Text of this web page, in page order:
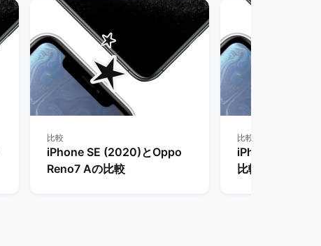
比較
iPhone SE (2020)とOppo
Reno7 Aの比較
比較
iPhone SE
比較